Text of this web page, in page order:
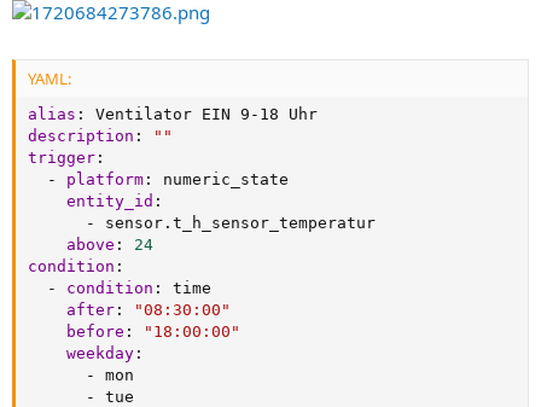
YAML:
alias : Ventilator EIN 9 -
description :
""
trigger :
-
platform :
numeric_state
entity_id :
-
sensor.t_h_sensor_temperatur
above :
24
condition :
-
condition :
time
after :
"08:30:00"
before :
"18:00:00"
weekday :
-
mon
-
tue